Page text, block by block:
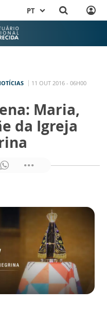
PT
11 OUT 2016 - 06H00
Maria,
da Igreja